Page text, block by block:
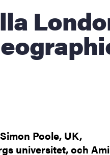
Poole, UK,
universitet, och Ami